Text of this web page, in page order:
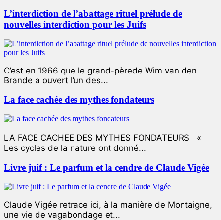
L’interdiction de l’abattage rituel prélude de
nouvelles interdiction pour les Juifs
C’est en 1966 que le grand-pèrede Wim van den
Brande a ouvert l’un des...
La face cachée des mythes fondateurs
LA FACE CACHEE DES MYTHES FONDATEURS «
Les cycles de la nature ont donné...
Livre juif : Le parfum et la cendre de Claude Vigée
Claude Vigée retrace ici, à la manière de Montaigne,
une vie de vagabondage et...